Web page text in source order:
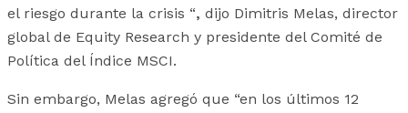
el riesgo durante la crisis “, dijo Dimitris Melas, director
global de Equity Research y presidente del Comité de
Política del Índice MSCI.
Sin embargo, Melas agregó que “en los últimos 12